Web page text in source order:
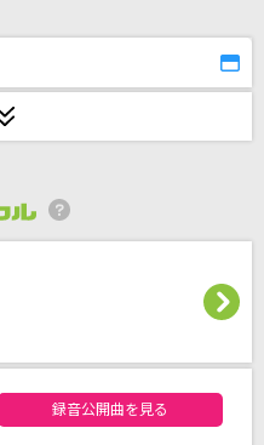
る拳に火をつけろ～
Premium LIV
録音公開曲を見る